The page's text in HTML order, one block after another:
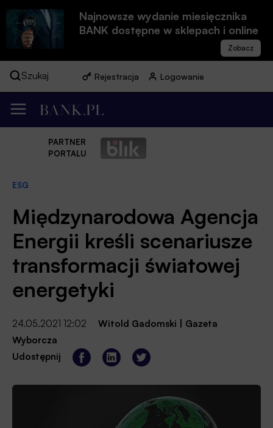
Najnowsze wydanie miesięcznika
BANK dostępne w sklepach i online
Szukaj Rejestracja Logowanie
PARTNER
PORTALU
ESG
Międzynarodowa Agencja
Energii kreśli scenariusze
transformacji światowej
energetyki
24.05.2021 12:02 Witold Gadomski
Gazeta
Wyborcza
Udostępnij